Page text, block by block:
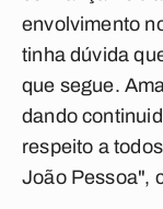
envolvimento
tinha dúvida
que segue.
dando
respeito a
João Pessoa",